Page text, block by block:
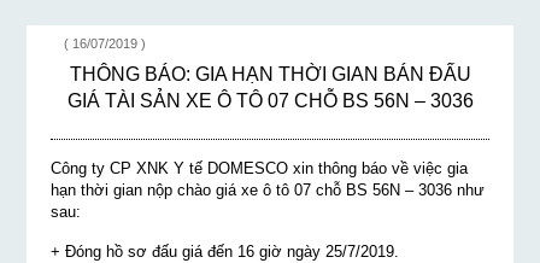
( 16/07/2019 )
THÔNG BÁO: GIA HẠN THỜI GIAN BÁN ĐẤU
GIÁ TÀI SẢN XE Ô TÔ 07 CHỖ BS 56N – 3036
Công ty CP XNK Y tế DOMESCO xin thông báo về việc gia
hạn thời gian nộp chào giá xe ô tô 07 chỗ BS 56N – 3036 như
sau:
+ Đóng hồ sơ đấu giá đến 16 giờ ngày 25/7/2019.